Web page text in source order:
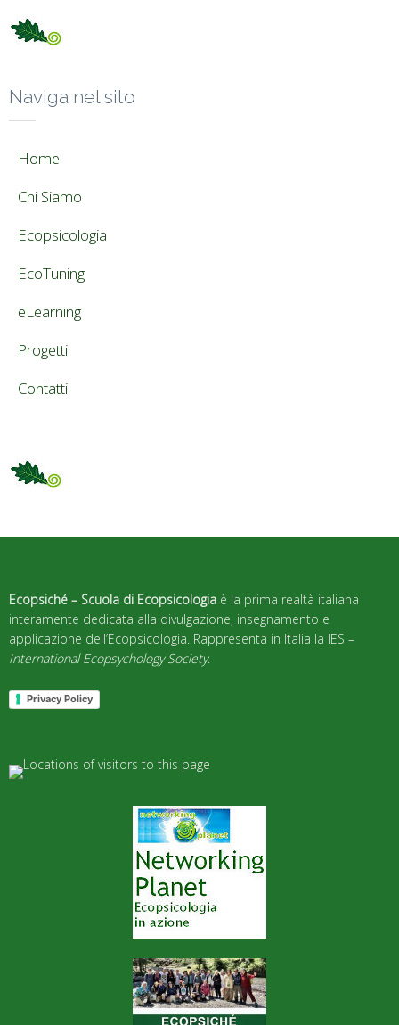
Naviga nel sito
Home
Chi Siamo
Ecopsicologia
EcoTuning
eLearning
Progetti
Contatti
Ecopsiché – Scuola di Ecopsicologia è la prima realtà italiana
interamente dedicata alla divulgazione, insegnamento e
applicazione dell’Ecopsicologia. Rappresenta in Italia la IES –
International Ecopsychology Society.
Privacy Policy